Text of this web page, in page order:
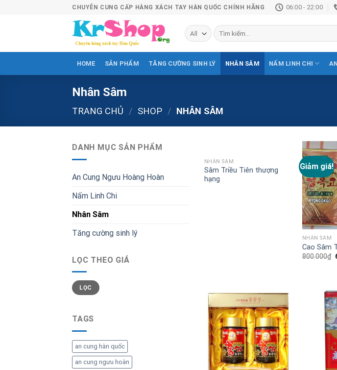
CHUYÊN CUNG CẤP HÀNG XÁCH TAY HÀN QUỐC CHÍNH HÃNG 06:00 - 22:00
Tìm
kiếm:
HOME SẢN PHẨM TĂNG CƯỜNG SINH LÝ NHÂN SÂM NẤM LINH CHI
Nhân Sâm
TRANG CHỦ / SHOP / NHÂN SÂM
DANH MỤC SẢN PHẨM
An Cung Ngưu Hoàng Hoàn
Nấm Linh Chi
Nhân Sâm
Tăng cường sinh lý
LỌC THEO GIÁ
Giá
thấp
nhất
Giá
cao
nhất
LỌC
TAGS
an cung hàn quốc
an cung ngưu hoàn
Add to
Wishlist
NHÂN SÂM
Sâm Triều Tiên thượng
hạng
Giảm giá!
NHÂN SÂM
Cao Sâm
800.000₫
Add to
Wishlist